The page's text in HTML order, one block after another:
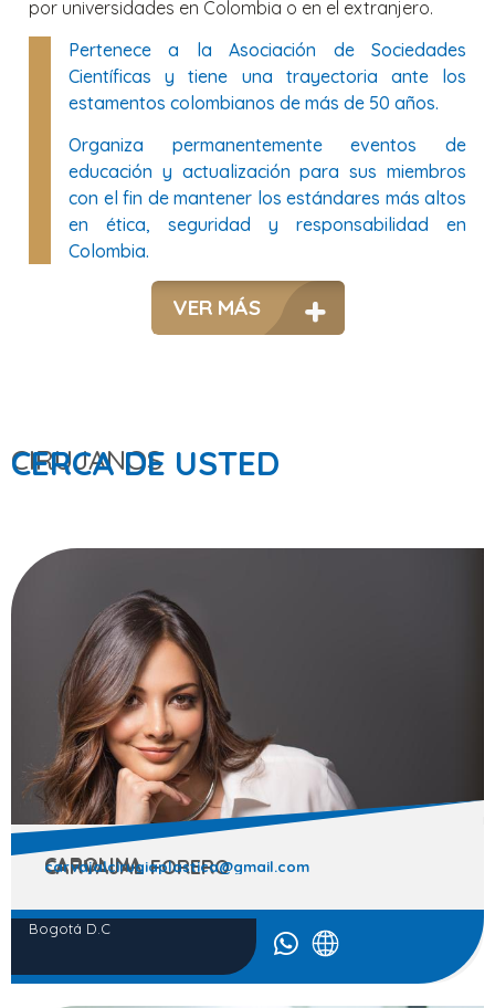
por universidades en Colombia o en el extranjero.
Pertenece a la Asociación de Sociedades
Científicas y tiene una trayectoria ante los
estamentos colombianos de más de 50 años.
Organiza permanentemente eventos de
educación y actualización para sus miembros
con el fin de mantener los estándares más altos
en ética, seguridad y responsabilidad en
Colombia.
VER MÁS
CIRUJANOS
CERCA DE USTED
CAROLINA
CARVAJAL FORERO
carvajalcirugiaplastica@gmail.com
Bogotá D.C